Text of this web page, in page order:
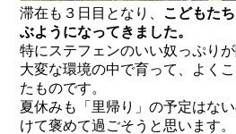
滞在も３日目となり、 こどもた
ぶようになってきました。
特にステフェンのいい奴っぷりが
大変な環境の中で育って、よく
たものです。
夏休みも「里帰り」の予定はな
けて褒めて過ごそうと思います。